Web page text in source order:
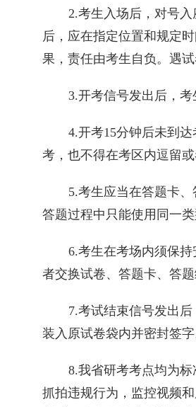
2.考生入场后，对号
后，应在指定位置和规定
果，责任由考生自负。遇
3.开考信号发出后，考
4.开考15分钟后未到
考，也不得在考区内逗留或
5.考生应当在答题卡
答题过程中只能使用同一类
6.考生在考场内须保
者交换试卷、答题卡、答
7.考试结束信号发出
装入原试卷袋内并密封签
8.我省研考考点均为
抓拍违规行为，监控视频